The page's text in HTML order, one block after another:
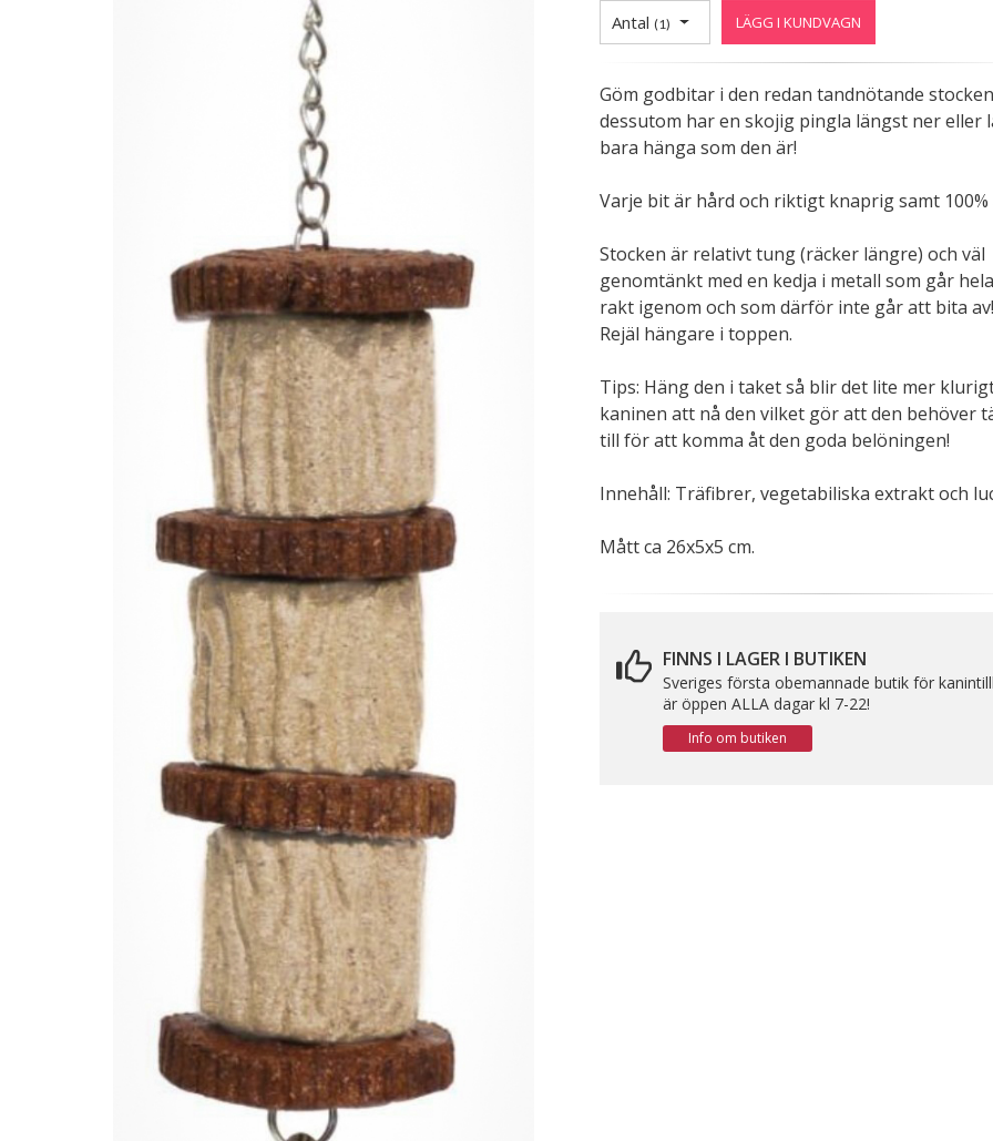
Antal (1) LÄGG I KUNDVAGN
Göm godbitar i den redan tandnötande
dessutom har en skojig pingla längst ner eller
bara hänga som den är!
Varje bit är hård och riktigt knaprig samt 100%
Stocken är relativt tung (räcker längre) och väl
genomtänkt med en kedja i metall som går
rakt igenom och som därför inte går att bita av!
Rejäl hängare i toppen.
Tips: Häng den i taket så blir det lite mer
kaninen att nå den vilket gör att den behöver
till för att komma åt den goda belöningen!
Innehåll: Träfibrer, vegetabiliska extrakt och
Mått ca 26x5x5 cm.
FINNS I LAGER I BUTIKEN
Sveriges första obemannade butik för
är öppen ALLA dagar kl 7-22!
Info om butiken